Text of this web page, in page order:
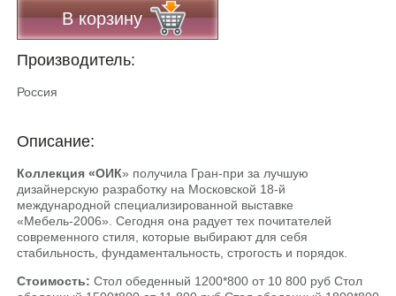
В корзину
Производитель:
Россия
Описание:
Коллекция «ОИК» получила Гран-при за лучшую
дизайнерскую разработку на Московской 18-й
международной специализированной выставке
«Мебель-2006». Сегодня она радует тех почитателей
современного стиля, которые выбирают для себя
стабильность, фундаментальность, строгость и порядок.
Стоимость: Стол обеденный 1200*800 от 10 800 руб Стол